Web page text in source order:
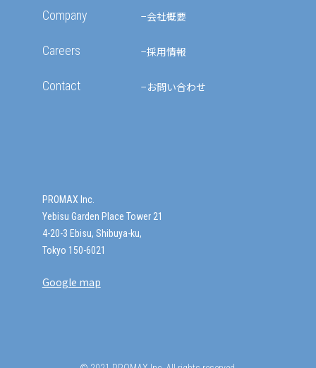
Company 会社概要
Careers 採用情報
Contact お問い合わせ
PROMAX Inc.
Yebisu Garden Place Tower 21
4-20-3 Ebisu, Shibuya-ku,
Tokyo 150-6021
Google map